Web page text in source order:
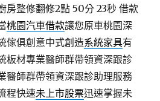
房整修翻修2點 50分 23秒 借款
桃園汽車借款讓您原車桃園深
傢俱創意中式創造系統家具有
板材專業醫師群帶領資深跟診
醫師群帶領資深跟診助理服務
程快速未上市股票迅速掌握未